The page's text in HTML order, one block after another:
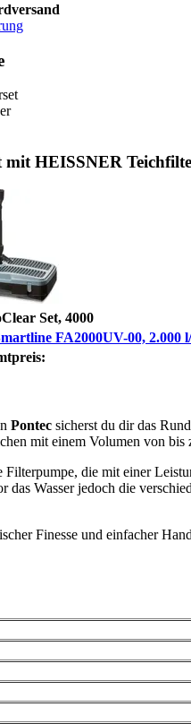
HEISSNER
Set, 4000
FA2000UV-00, 2.000
Pontec sicherst du dir das
mit einem Volumen von
die mit einer
das Wasser jedoch die
Finesse und einfacher